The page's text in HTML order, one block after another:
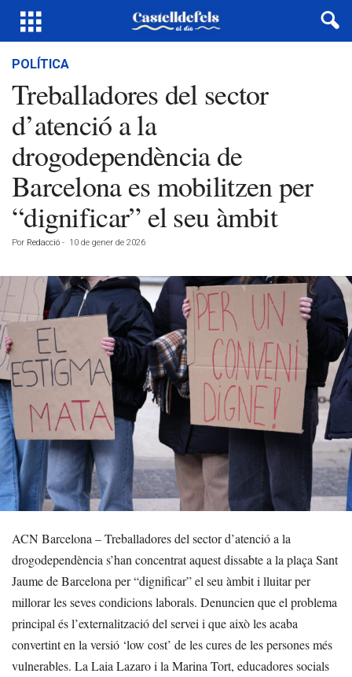
POLÍTICA
Treballadores del sector
d’atenció a la
drogodependència de
Barcelona es mobilitzen per
“dignificar” el seu àmbit
Por Redacció - 10 de gener de 2026
ACN Barcelona – Treballadores del sector d’atenció a la
drogodependència s’han concentrat aquest dissabte a la plaça Sant
Jaume de Barcelona per “dignificar” el seu àmbit i lluitar per
millorar les seves condicions laborals. Denuncien que el problema
principal és l’externalització del servei i que això les acaba
convertint en la versió ‘low cost’ de les cures de les persones més
vulnerables. La Laia Lazaro i la Marina Tort, educadores socials